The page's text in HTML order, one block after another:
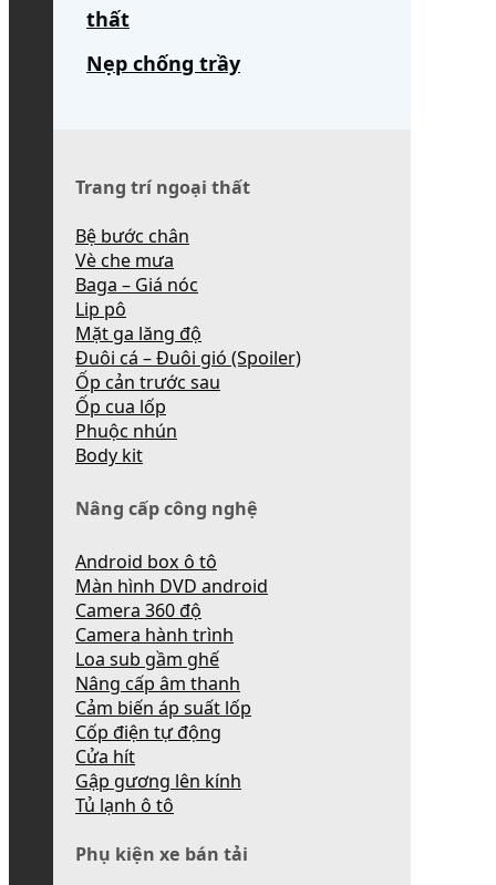
thất
Nẹp chống trầy
Trang trí ngoại thất
Bệ bước chân
Vè che mưa
Baga – Giá nóc
Lip pô
Mặt ga lăng độ
Đuôi cá – Đuôi gió (Spoiler)
Ốp cản trước sau
Ốp cua lốp
Phuộc nhún
Body kit
Nâng cấp công nghệ
Android box ô tô
Màn hình DVD android
Camera 360 độ
Camera hành trình
Loa sub gầm ghế
Nâng cấp âm thanh
Cảm biến áp suất lốp
Cốp điện tự động
Cửa hít
Gập gương lên kính
Tủ lạnh ô tô
Phụ kiện xe bán tải